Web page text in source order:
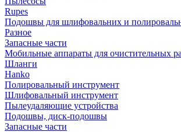
Rupes
Подошвы для шлифовальних и
Разное
Запасные части
Мобильные аппараты для очистительных
Шланги
Hanko
Полировальный инструмент
Шлифовальный инструмент
Пылеудаляющие устройства
Подошвы, диск-подошвы
Запасные части